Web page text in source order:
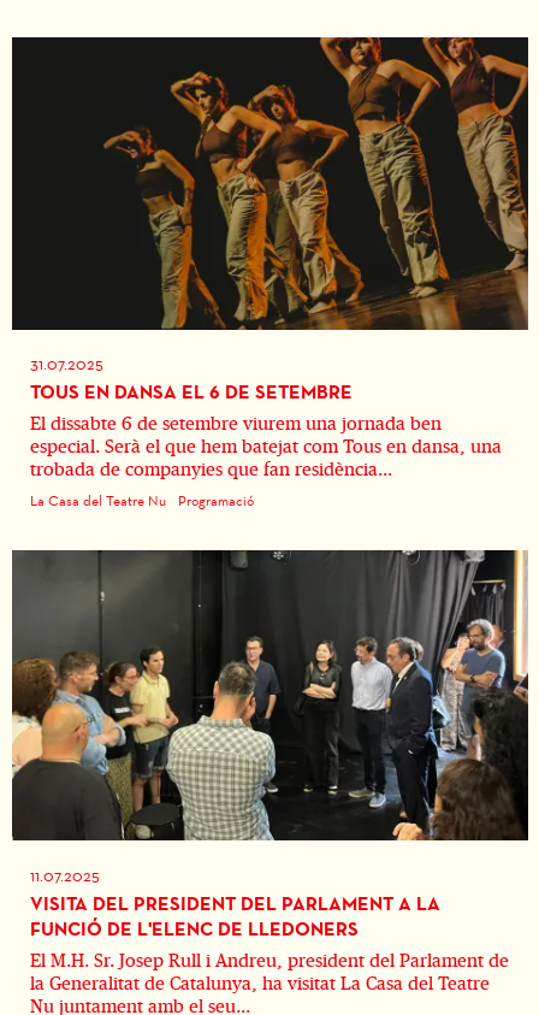
31.07.2025
TOUS EN DANSA EL 6 DE SETEMBRE
El dissabte 6 de setembre viurem una jornada ben
especial. Serà el que hem batejat com Tous en dansa, una
trobada de companyies que fan residència...
La Casa del Teatre Nu Programació
11.07.2025
VISITA DEL PRESIDENT DEL PARLAMENT A LA
FUNCIÓ DE L'ELENC DE LLEDONERS
El M.H. Sr. Josep Rull i Andreu, president del Parlament de
la Generalitat de Catalunya, ha visitat La Casa del Teatre
Nu juntament amb el seu...